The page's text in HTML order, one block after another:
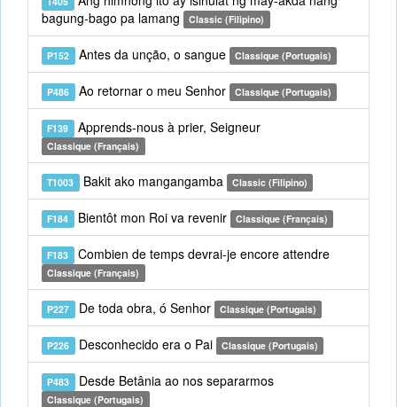
bagung-bago pa lamang
Classic (Filipino)
P152 Antes da unção, o sangue Classique (Portugais)
P486 Ao retornar o meu Senhor Classique (Portugais)
F139 Apprends-nous à prier, Seigneur
Classique (Français)
T1003 Bakit ako mangangamba Classic (Filipino)
F184 Bientôt mon Roi va revenir Classique (Français)
F183 Combien de temps devrai-je encore attendre
Classique (Français)
P227 De toda obra, ó Senhor Classique (Portugais)
P226 Desconhecido era o Pai Classique (Portugais)
P483 Desde Betânia ao nos separarmos
Classique (Portugais)